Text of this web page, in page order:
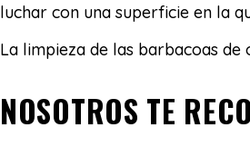
luchar con una superficie en la
La limpieza de las barbacoas de
NOSOTROS TE